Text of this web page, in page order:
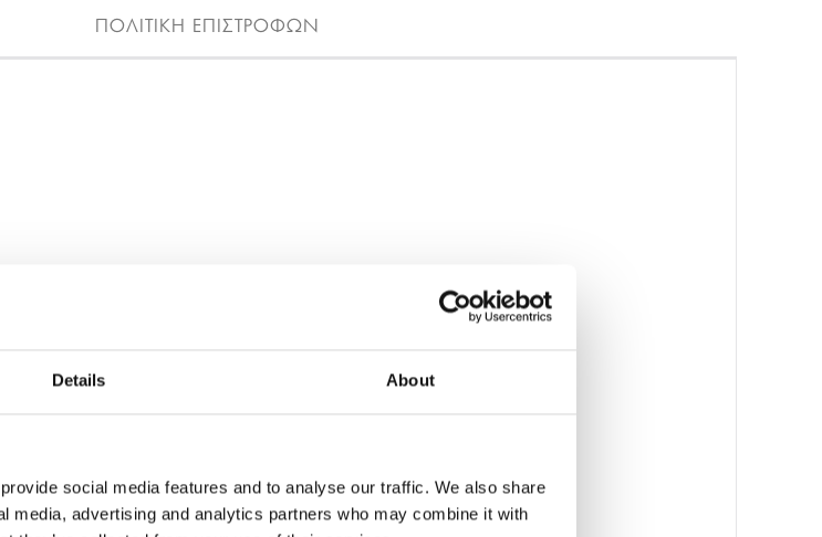
Details About
social media features and to analyse our traffic. We also share
media, advertising and analytics partners who may combine it with
ΠΟΛΙΤΙΚΗ ΕΠΙΣΤΡΟΦΩΝ